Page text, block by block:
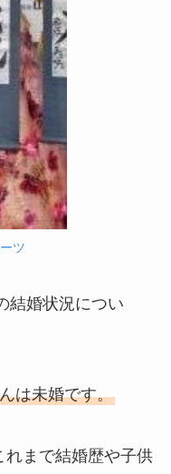
ツ
結婚状況につい
は未婚です。
れまで結婚歴や子供